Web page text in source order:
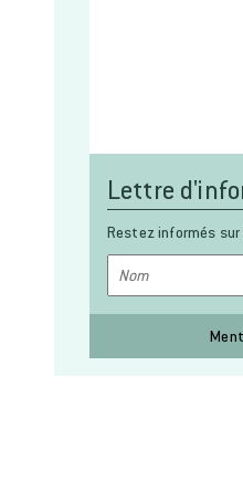
Lettre
Restez informés sur